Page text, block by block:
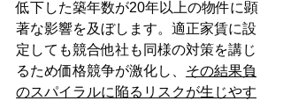
低下した築年数が20年以上の物件に顕
著な影響を及ぼします。適正家賃に設
定しても競合他社も同様の対策を講じ
るため価格競争が激化し、 その結果負
のスパイラルに陥るリスクが生じやす